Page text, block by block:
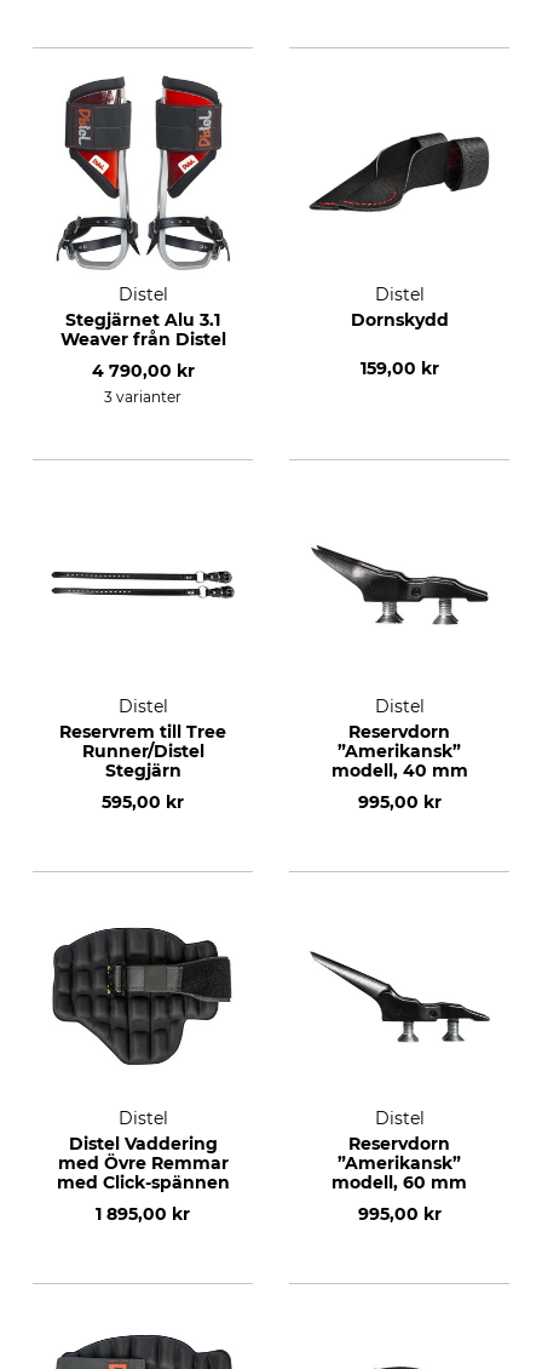
Distel
Stegjärnet Alu 3.1
Weaver från Distel
4 790,00 kr
3 varianter
Distel
Dornskydd
159,00 kr
Distel
Reservrem till Tree
Runner/Distel
Stegjärn
595,00 kr
Distel
Reservdorn
”Amerikansk”
modell, 40 mm
995,00 kr
Distel
Distel Vaddering
med Övre Remmar
med Click-spännen
1 895,00 kr
Distel
Reservdorn
”Amerikansk”
modell, 60 mm
995,00 kr